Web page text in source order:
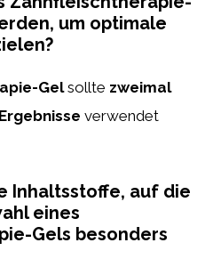
um optimale
Gelsollte zweimal
verwendet
Inhaltsstoffe, auf die
eines
Gels besonders